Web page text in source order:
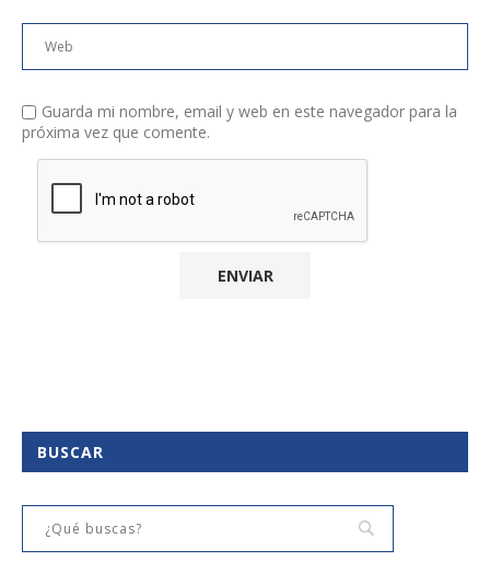
Guarda mi nombre, email y web en este navegador para la
próxima vez que comente.
BUSCAR